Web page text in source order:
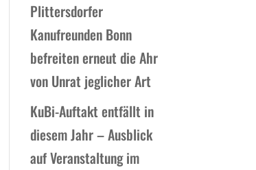
Plittersdorfer
Kanufreunden Bonn
befreiten erneut die Ahr
von Unrat jeglicher Art
KuBi-Auftakt entfällt in
diesem Jahr – Ausblick
auf Veranstaltung im